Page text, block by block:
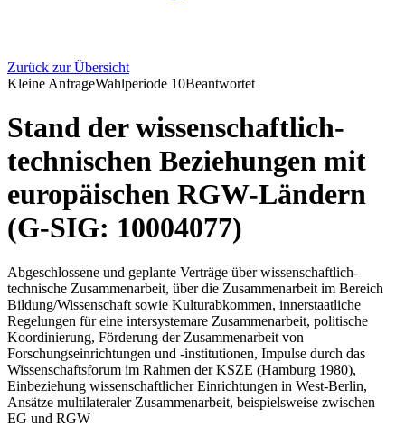
Zurück zur Übersicht
Kleine AnfrageWahlperiode 10Beantwortet
Stand der wissenschaftlich-
technischen Beziehungen mit
europäischen RGW-Ländern
(G-SIG: 10004077)
Abgeschlossene und geplante Verträge über wissenschaftlich-
technische Zusammenarbeit, über die Zusammenarbeit im Bereich
Bildung/Wissenschaft sowie Kulturabkommen, innerstaatliche
Regelungen für eine intersystemare Zusammenarbeit, politische
Koordinierung, Förderung der Zusammenarbeit von
Forschungseinrichtungen und -institutionen, Impulse durch das
Wissenschaftsforum im Rahmen der KSZE (Hamburg 1980),
Einbeziehung wissenschaftlicher Einrichtungen in West-Berlin,
Ansätze multilateraler Zusammenarbeit, beispielsweise zwischen
EG und RGW